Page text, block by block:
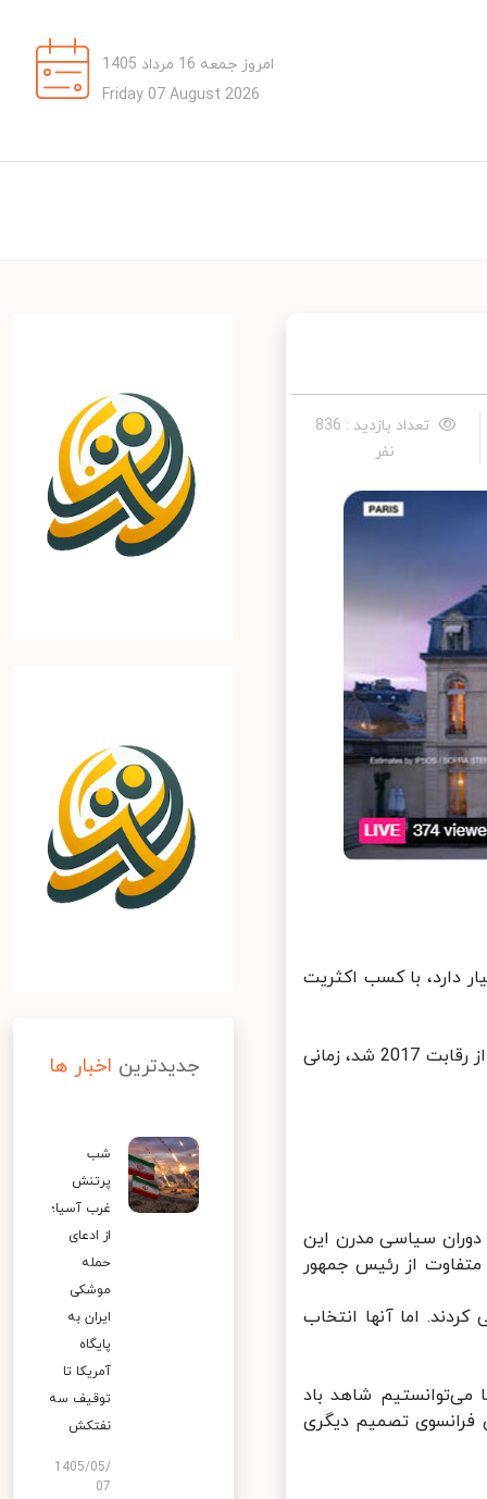
امروز جمعه 16 مرداد 1405
Friday 07 August 2026
تعداد بازدید : 836
نفر
اختیار دارد، با کسب اکثریت
رقم کسب شده بیشتر از رقم نظرسنجی‌های هفته گذشته شد و البته کمتر از رقابت 2017 شد، زمانی
سیاسی مدرن این
از رئیس جمهور
اما آنها انتخاب
شاهد باد
تصمیم دیگری
جدیدترین اخبار ها
شب
پرتنش
غرب آسیا؛
از ادعای
حمله
موشکی
ایران به
پایگاه
آمریکا تا
توقیف سه
نفتکش
1405/05/
07